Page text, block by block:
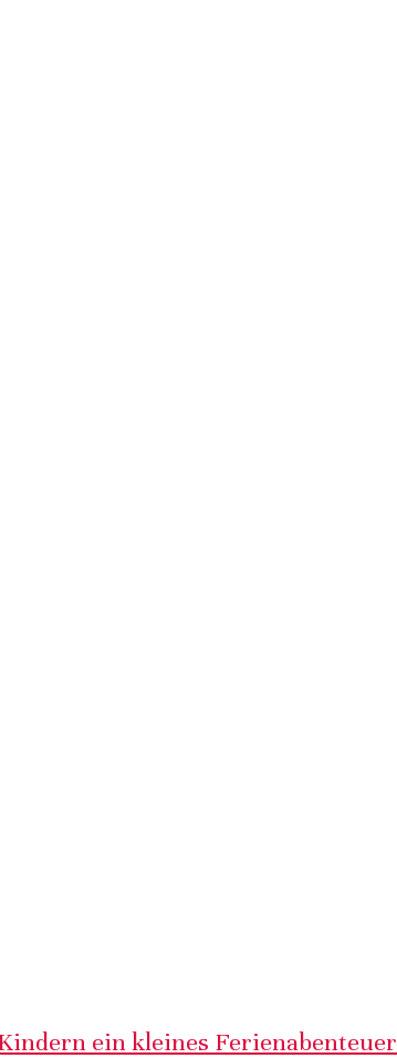
ein kleines Ferienabenteuer